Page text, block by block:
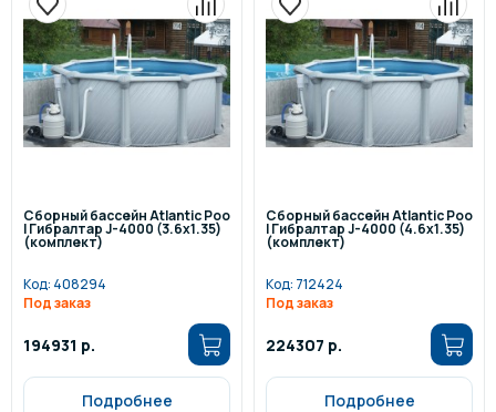
Сборный бассейн Atlantic Poo
l Гибралтар J-4000 (3.6х1.35)
(комплект)
Код: 408294
Под заказ
194931 р.
Подробнее
Сборный бассейн Atlantic Poo
l Гибралтар J-4000 (4.6х1.35)
(комплект)
Код: 712424
Под заказ
224307 р.
Подробнее